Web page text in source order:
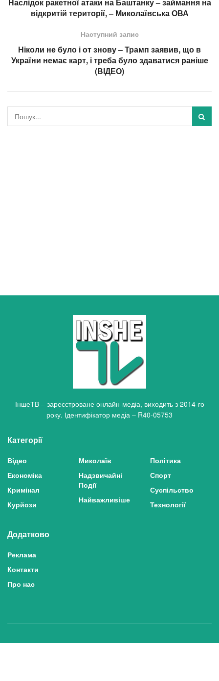
відкритій території, – Миколаївська ОВА
Наступний запис
Ніколи не було і от знову – Трамп заявив, що в
України немає карт, і треба було здаватися раніше
(ВІДЕО)
ІншеТВ – зареєстроване онлайн-медіа, виходить з 2014-го
року. Ідентифікатор медіа – R40-05753
Категорії
Відео
Економіка
Кримінал
Курйози
Миколаїв
Надзвичайні
Події
Найважливіше
Політика
Спорт
Суспільство
Технології
Додатково
Реклама
Контакти
Про нас
Політика конфіденційності та захисту персональних даних